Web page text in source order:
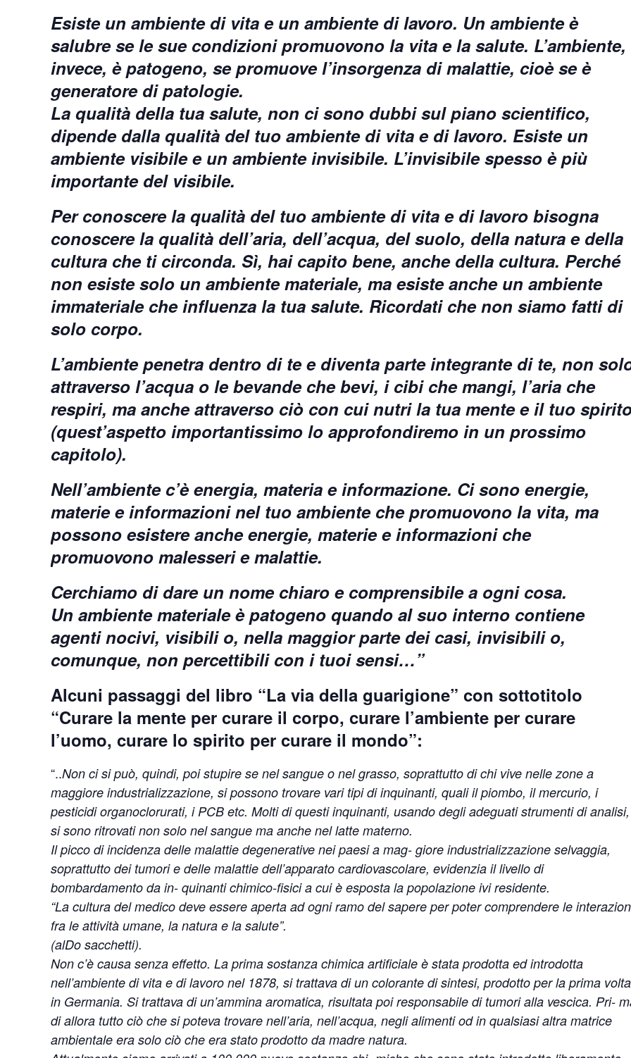
Esiste un ambiente di vita e un ambiente di lavoro. Un ambiente è
salubre se le sue condizioni promuovono la vita e la salute. L’ambiente,
invece, è patogeno, se promuove l’insorgenza di malattie, cioè se è
generatore di patologie.
La qualità della tua salute, non ci sono dubbi sul piano scientifico,
dipende dalla qualità del tuo ambiente di vita e di lavoro. Esiste un
ambiente visibile e un ambiente invisibile. L’invisibile spesso è più
importante del visibile.
Per conoscere la qualità del tuo ambiente di vita e di lavoro bisogna
conoscere la qualità dell’aria, dell’acqua, del suolo, della natura e della
cultura che ti circonda. Sì, hai capito bene, anche della cultura. Perché
non esiste solo un ambiente materiale, ma esiste anche un ambiente
immateriale che influenza la tua salute. Ricordati che non siamo fatti di
solo corpo.
L’ambiente penetra dentro di te e diventa parte integrante di te, non
attraverso l’acqua o le bevande che bevi, i cibi che mangi, l’aria che
respiri, ma anche attraverso ciò con cui nutri la tua mente e il tuo
(quest’aspetto importantissimo lo approfondiremo in un prossimo
capitolo).
Nell’ambiente c’è energia, materia e informazione. Ci sono energie,
materie e informazioni nel tuo ambiente che promuovono la vita, ma
possono esistere anche energie, materie e informazioni che
promuovono malesseri e malattie.
Cerchiamo di dare un nome chiaro e comprensibile a ogni cosa.
Un ambiente materiale è patogeno quando al suo interno contiene
agenti nocivi, visibili o, nella maggior parte dei casi, invisibili o,
comunque, non percettibili con i tuoi sensi…”
Alcuni passaggi del libro “La via della guarigione” con sottotitolo
“Curare la mente per curare il corpo, curare l’ambiente per curare
l’uomo, curare lo spirito per curare il mondo”:
“..Non ci si può, quindi, poi stupire se nel sangue o nel grasso, soprattutto di chi vive nelle zone a
maggiore industrializzazione, si possono trovare vari tipi di inquinanti, quali il piombo, il mercurio, i
pesticidi organoclorurati, i PCB etc. Molti di questi inquinanti, usando degli adeguati strumenti di analisi,
si sono ritrovati non solo nel sangue ma anche nel latte materno.
Il picco di incidenza delle malattie degenerative nei paesi a mag- giore industrializzazione selvaggia,
soprattutto dei tumori e delle malattie dell’apparato cardiovascolare, evidenzia il livello di
bombardamento da in- quinanti chimico-fisici a cui è esposta la popolazione ivi residente.
“La cultura del medico deve essere aperta ad ogni ramo del sapere per poter comprendere le
fra le attività umane, la natura e la salute”.
(alDo sacchetti).
Non c’è causa senza effetto. La prima sostanza chimica artificiale è stata prodotta ed introdotta
nell’ambiente di vita e di lavoro nel 1878, si trattava di un colorante di sintesi, prodotto per la prima volta
in Germania. Si trattava di un’ammina aromatica, risultata poi responsabile di tumori alla vescica. Pri-
di allora tutto ciò che si poteva trovare nell’aria, nell’acqua, negli alimenti od in qualsiasi altra matrice
ambientale era solo ciò che era stato prodotto da madre natura.